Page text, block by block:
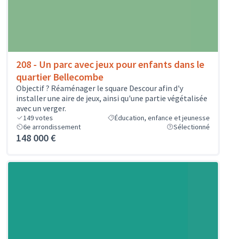
208 - Un parc avec jeux pour enfants dans le
quartier Bellecombe
Objectif ? Réaménager le square Descour afin d'y
installer une aire de jeux, ainsi qu'une partie végétalisée
avec un verger.
149votes
Éducation, enfance et jeunesse
6e arrondissement
Sélectionné
148 000 €